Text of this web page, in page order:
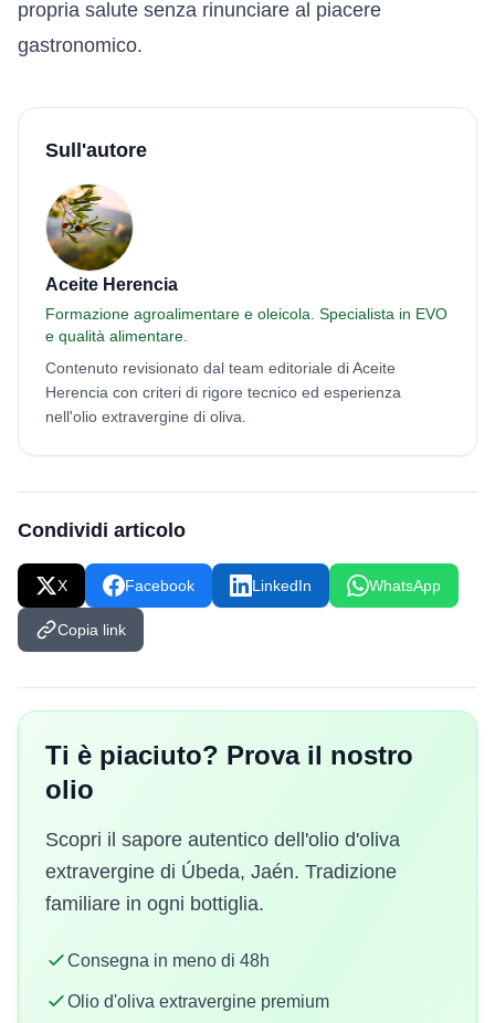
propria salute senza rinunciare al piacere
gastronomico.
Sull'autore
Aceite Herencia
Formazione agroalimentare e oleicola. Specialista in EVO
e qualità alimentare.
Contenuto revisionato dal team editoriale di Aceite
Herencia con criteri di rigore tecnico ed esperienza
nell'olio extravergine di oliva.
Condividi articolo
X Facebook LinkedIn WhatsApp
Copia link
Ti è piaciuto? Prova il nostro
olio
Scopri il sapore autentico dell'olio d'oliva
extravergine di Úbeda, Jaén. Tradizione
familiare in ogni bottiglia.
Consegna in meno di 48h
Olio d'oliva extravergine premium